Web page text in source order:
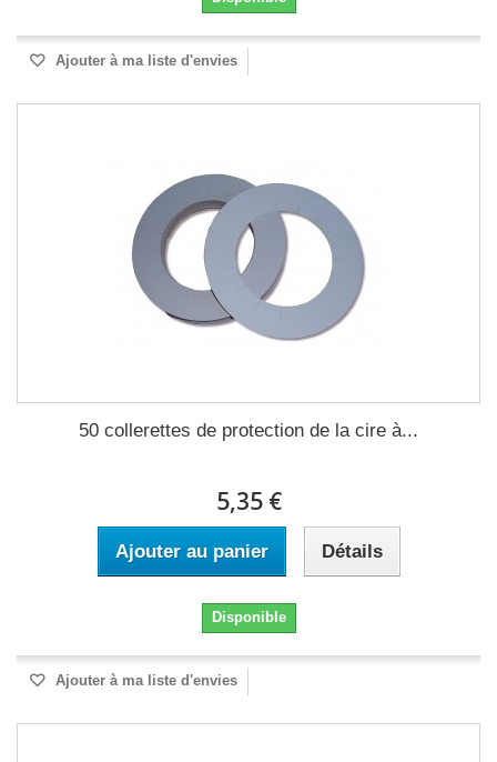
Ajouter à ma liste d'envies
50 collerettes de protection de la cire à...
5,35 €
Ajouter au panier Détails
Disponible
Ajouter à ma liste d'envies